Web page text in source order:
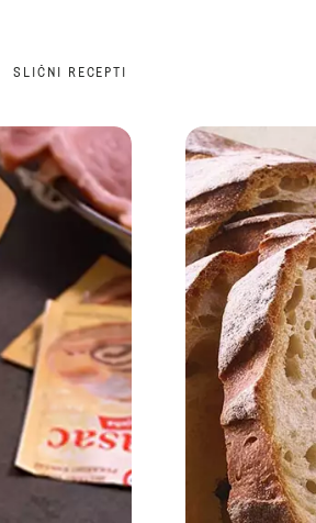
SLIČNI RECEPTI